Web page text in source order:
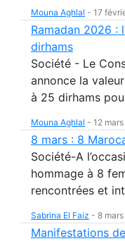
Mouna Aghlal - 17
Ramadan 2026 :
dirhams
Société - Le
annonce la
à 25 dirhams
Mouna Aghlal - 12
8 mars : 8
Société-A
hommage à 8
rencontrées et
Sabrina El Faiz - 8
Manifestations